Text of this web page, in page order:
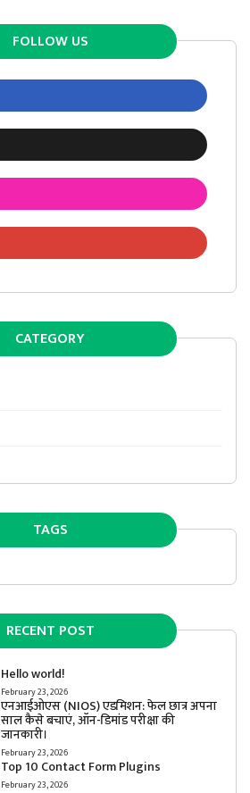
FOLLOW US
CATEGORY
TAGS
RECENT POST
Hello world!
February 23, 2026
एनआईओएस (NIOS) एडमिशन: फेल छात्र अपना
साल कैसे बचाएं, ऑन-डिमांड परीक्षा की
जानकारी।
February 23, 2026
Top 10 Contact Form Plugins
February 23, 2026